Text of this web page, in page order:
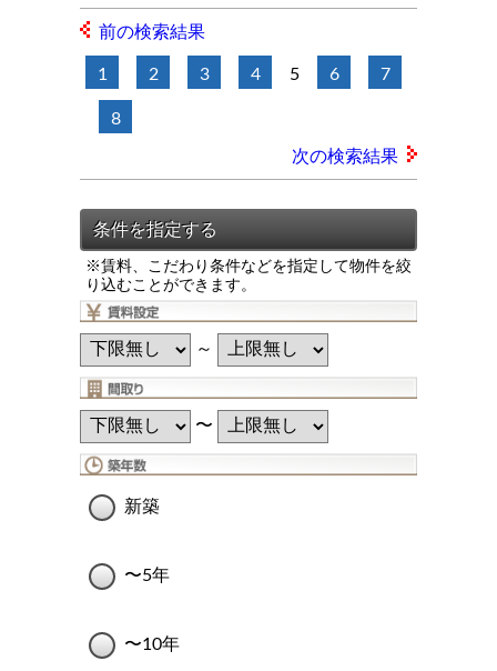
前の検索結果
1 2 3 4 5 6 7
8
次の検索結果
※賃料、こだわり条件などを指定して物件を絞
り込むことができます。
～
〜
新築
〜5年
〜10年